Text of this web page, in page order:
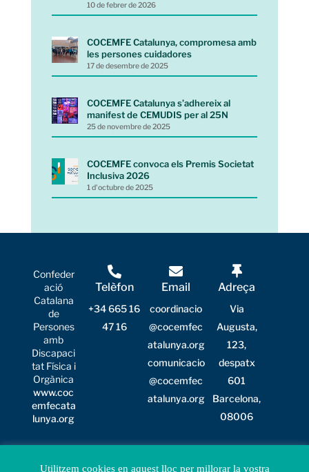
10 de febrer de 2026
COCEMFE Catalunya, compromesa amb
les persones cuidadores
17 de desembre de 2025
COCEMFE Catalunya s’adhereix al
manifest de CEMUDIS per al 25N
25 de novembre de 2025
COCEMFE convoca els Premis Societat
Inclusiva 2026
1 d'octubre de 2025
Confeder
ació
Catalana
de
Persones
amb
Discapaci
tat Física i
Orgànica
www.coc
emfecata
lunya.org
Telèfon
+34 665 16
47 16
Email
coordinacio
@cocemfec
atalunya.org
comunicacio
@cocemfec
atalunya.org
Adreça
Via
Augusta,
123,
despatx
601
Barcelona,
08006
Avís Legal| Política de privacitat|Política de galetes
Utilitzem cookies en aquest lloc per millorar la vostra